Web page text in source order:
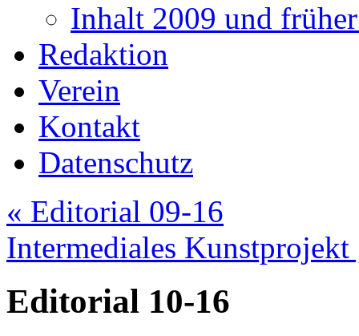
Inhalt 2009 und
Redaktion
Verein
Kontakt
Datenschutz
« Editorial 09-16
Intermediales Kunstprojekt
Editorial 10-16